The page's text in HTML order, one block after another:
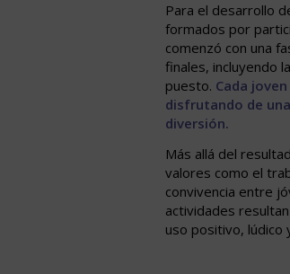
Para el desarrollo
formados por
comenzó con una
finales, incluyendo
puesto. Cada
disfrutando de
diversión.
Más allá del
valores como el
convivencia entre
actividades
uso positivo, lúdico